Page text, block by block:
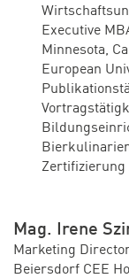
Executive
Minnesota,
European
Mag. Irene
Marketing
Beiersdorf CEE